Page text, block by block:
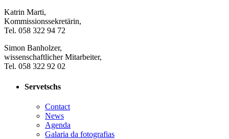
Katrin Marti,
Kommissionssekretärin,
Tel. 058 322 94 72
Simon Banholzer,
wissenschaftlicher Mitarbeiter,
Tel. 058 322 92 02
Servetschs
Contact
News
Agenda
Galaria da fotografias